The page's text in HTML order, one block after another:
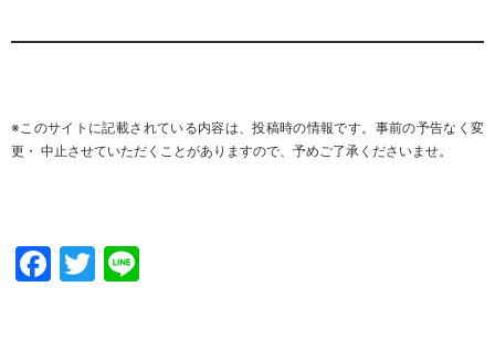
※このサイトに記載されている内容は、投稿時の情報です。事前の予告なく変
更・ 中止させていただくことがありますので、 予めご了承くださいませ。
Facebook
Twitter